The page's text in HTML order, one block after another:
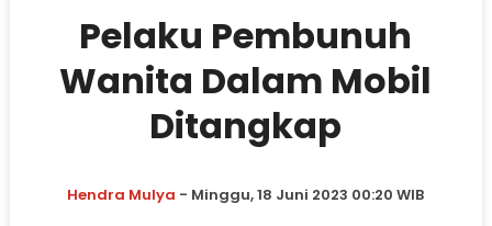
Pelaku Pembunuh
Wanita Dalam Mobil
Ditangkap
Hendra Mulya - Minggu, 18 Juni 2023 00:20 WIB